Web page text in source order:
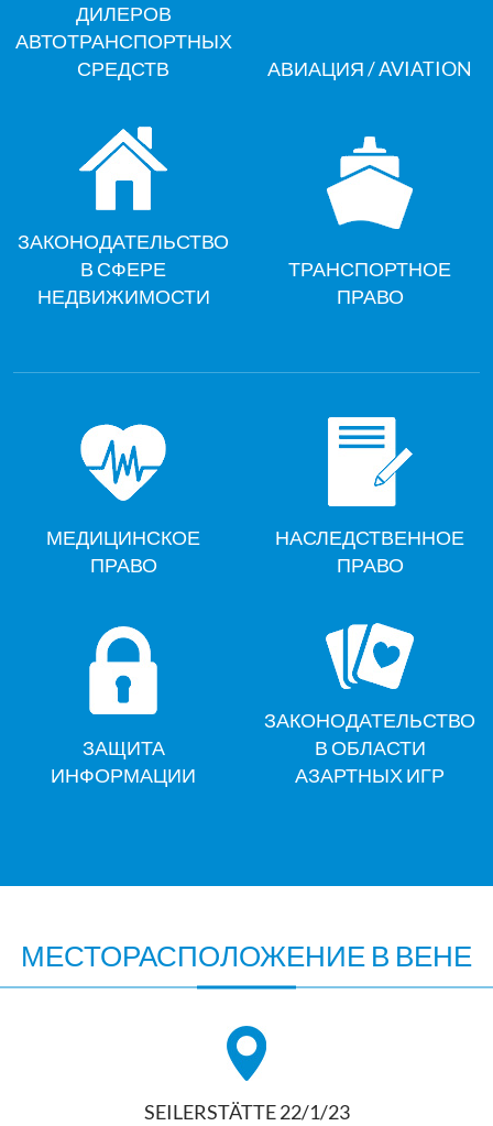
ДИЛЕРОВ
АВТОТРАНСПОРТНЫХ
СРЕДСТВ
АВИАЦИЯ / AVIATION
ЗАКОНОДАТЕЛЬСТВО
В СФЕРЕ
НЕДВИЖИМОСТИ
ТРАНСПОРТНОЕ
ПРАВО
МЕДИЦИНСКОЕ
ПРАВО
НАСЛЕДСТВЕННОЕ
ПРАВО
ЗАЩИТА
ИНФОРМАЦИИ
ЗАКОНОДАТЕЛЬСТВО
В ОБЛАСТИ
АЗАРТНЫХ ИГР
МЕСТОРАСПОЛОЖЕНИЕ В ВЕНЕ
SEILERSTÄTTE 22/1/23